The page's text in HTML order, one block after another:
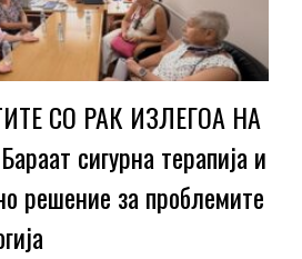
СО РАК ИЗЛЕГОА НА
сигурна терапија и
решение за проблемите